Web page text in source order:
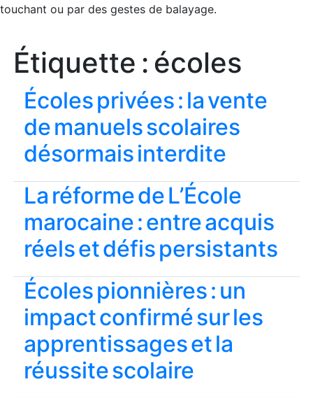
touchant ou par des gestes de balayage.
Étiquette : écoles
Écoles privées : la vente
de manuels scolaires
désormais interdite
La réforme de L’École
marocaine : entre acquis
réels et défis persistants
Écoles pionnières : un
impact confirmé sur les
apprentissages et la
réussite scolaire